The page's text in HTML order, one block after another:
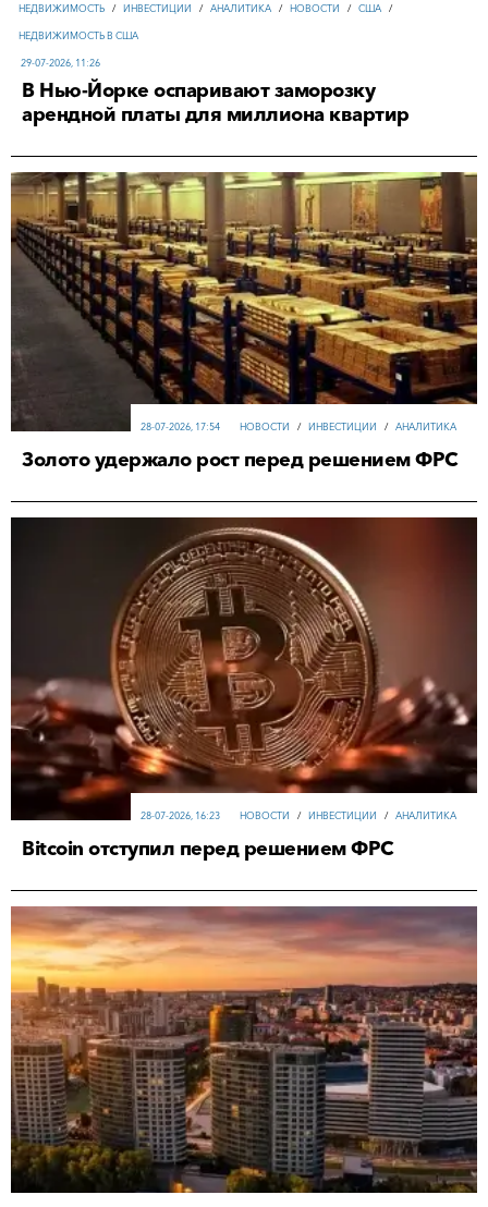
НЕДВИЖИМОСТЬ / ИНВЕСТИЦИИ / АНАЛИТИКА / НОВОСТИ / США /
НЕДВИЖИМОСТЬ В США
29-07-2026, 11:26
В Нью-Йорке оспаривают заморозку
арендной платы для миллиона квартир
НОВОСТИ / ИНВЕСТИЦИИ / АНАЛИТИКА
28-07-2026, 17:54
Золото удержало рост перед решением ФРС
НОВОСТИ / ИНВЕСТИЦИИ / АНАЛИТИКА
28-07-2026, 16:23
Bitcoin отступил перед решением ФРС